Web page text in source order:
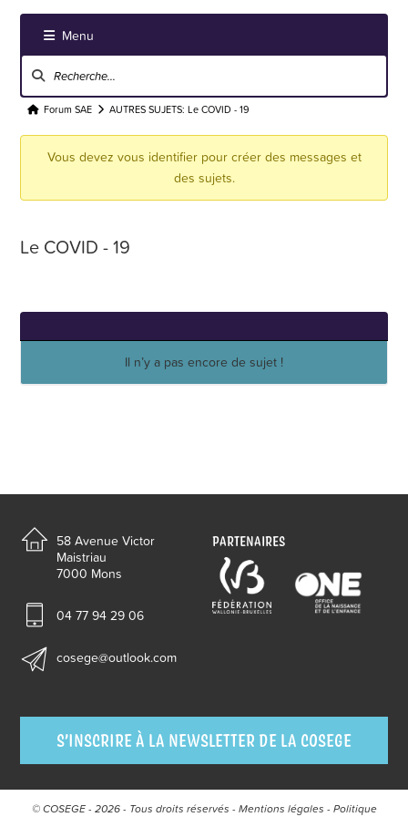
Menu
Navigation
forum
Fil
d’Ariane
Vous
ici :
Forum SAE AUTRES SUJETS: Le COVID - 19
Vous devez vous identifier pour créer des messages et
des sujets.
Le COVID - 19
Il n’y a pas encore de sujet !
58 Avenue Victor
Maistriau
7000 Mons
04 77 94 29 06
cosege@outlook.com
PARTENAIRES
S’INSCRIRE À LA NEWSLETTER DE LA COSEGE
© COSEGE - 2026 - Tous droits réservés - Mentions légales - Politique